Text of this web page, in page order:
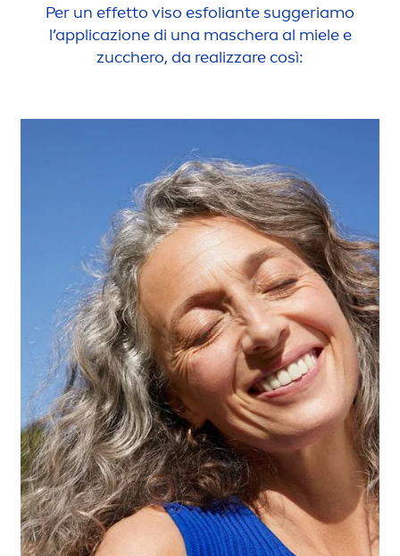
Per un effetto viso esfoliante suggeriamo
l’applicazione di una maschera al miele e
zucchero, da realizzare così: